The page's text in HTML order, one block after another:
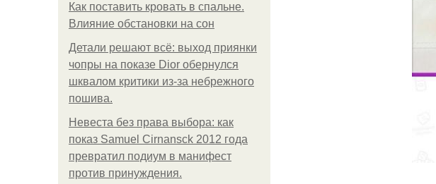
Как поставить кровать в спальне.
Влияние обстановки на сон
Детали решают всё: выход приянки
чопры на показе Dior обернулся
шквалом критики из-за небрежного
пошива.
Невеста без права выбора: как
показ Samuel Cirnansck 2012 года
превратил подиум в манифест
против принуждения.